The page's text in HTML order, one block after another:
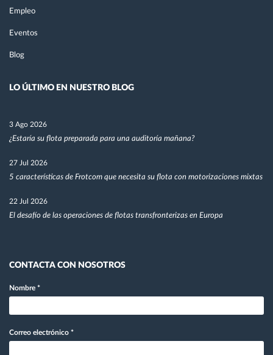
Empleo
Eventos
Blog
LO ÚLTIMO EN NUESTRO BLOG
3 Ago 2026
¿Estaría su flota preparada para una auditoría mañana?
27 Jul 2026
5 características de Frotcom que necesita su flota con motorizaciones mixtas
22 Jul 2026
El desafío de las operaciones de flotas transfronterizas en Europa
CONTACTA CON NOSOTROS
Nombre *
Correo electrónico *